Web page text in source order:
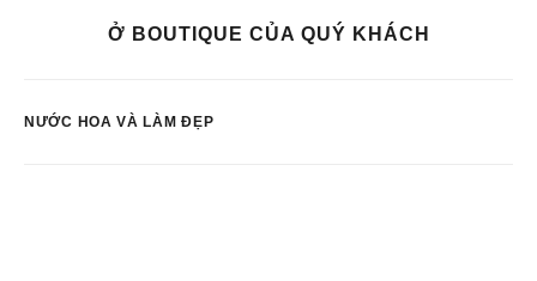
Ở BOUTIQUE CỦA QUÝ KHÁCH
NƯỚC HOA VÀ LÀM ĐẸP